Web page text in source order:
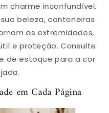
charme inconfundível.
beleza, cantoneiras
as extremidades,
e proteção.Consulte
de estoque para a cor
em Cada Página